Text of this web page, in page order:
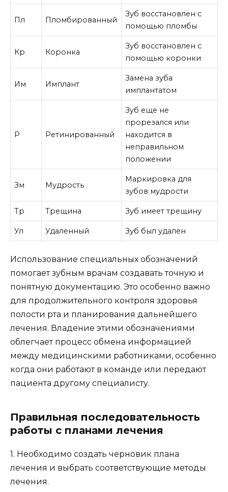
Пл Пломбированный
Зуб восстановлен с
помощью пломбы
Кр Коронка
Зуб восстановлен с
помощью коронки
Им Имплант
Замена зуба
имплантатом
Р Ретинированный
Зуб еще не
прорезался или
находится в
неправильном
положении
Зм Мудрость
Маркировка для
зубов мудрости
Тр Трещина Зуб имеет трещину
Ул Удаленный Зуб был удален
Использование специальных обозначений
помогает зубным врачам создавать точную и
понятную документацию. Это особенно важно
для продолжительного контроля здоровья
полости рта и планирования дальнейшего
лечения. Владение этими обозначениями
облегчает процесс обмена информацией
между медицинскими работниками, особенно
когда они работают в команде или передают
пациента другому специалисту.
Правильная последовательность
работы с планами лечения
1. Необходимо создать черновик плана
лечения и выбрать соответствующие методы
лечения.